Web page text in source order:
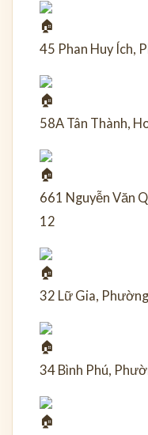
45 Phan Huy Ích,
58A Tân Thành,
661 Nguyễn Văn
12
32 Lữ Gia,
34 Bình Phú,